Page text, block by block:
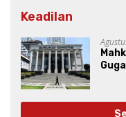
Keadilan